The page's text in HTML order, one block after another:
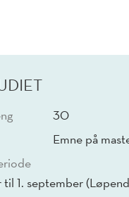
30
Emne på
til 1. september